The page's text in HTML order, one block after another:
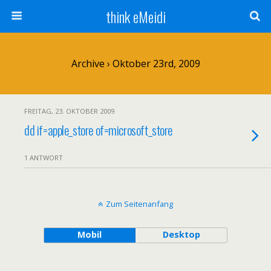
think eMeidi
Archive › Oktober 23rd, 2009
FREITAG, 23. OKTOBER 2009
dd if=apple_store of=microsoft_store
1 ANTWORT
Zum Seitenanfang
Mobil Desktop